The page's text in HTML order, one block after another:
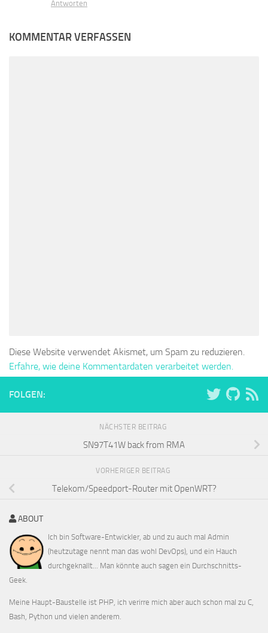
Antworten
KOMMENTAR VERFASSEN
Diese Website verwendet Akismet, um Spam zu reduzieren.
Erfahre, wie deine Kommentardaten verarbeitet werden.
FOLGEN:
NÄCHSTER BEITRAG
SN97T41W back from RMA
VORHERIGER BEITRAG
Telekom/Speedport-Router mit OpenWRT?
ABOUT
Ich bin Software-Entwickler, ab und zu auch mal Admin
(heutzutage nennt man das wohl DevOps), und ein Hauch
durchgeknallt... Man könnte auch sagen ein Durchschnitts-
Geek.
Meine Haupt-Baustelle ist PHP, ich verirre mich aber auch schon mal zu C,
Bash, Python und vielen anderem.